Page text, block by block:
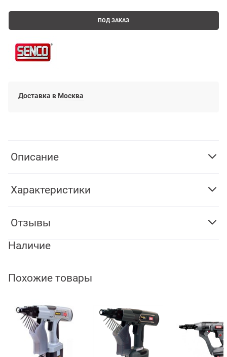
ПОД ЗАКАЗ
Доставка в Москва
Описание
Характеристики
Отзывы
Наличие
Похожие товары